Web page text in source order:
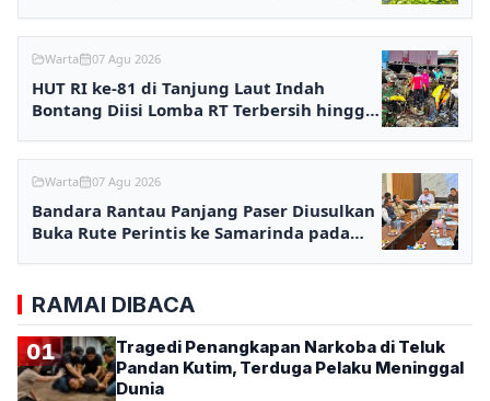
Warta 07 Agu 2026
HUT RI ke-81 di Tanjung Laut Indah
Bontang Diisi Lomba RT Terbersih hingga
Warta 07 Agu 2026
Bandara Rantau Panjang Paser Diusulkan
Buka Rute Perintis ke Samarinda pada
RAMAI DIBACA
01
Tragedi Penangkapan Narkoba di Teluk
Pandan Kutim, Terduga Pelaku Meninggal
Dunia